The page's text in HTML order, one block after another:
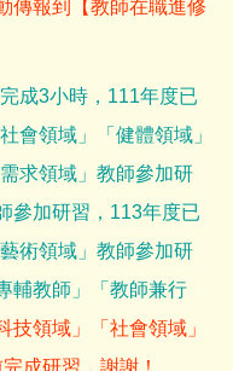
傳報到【教師在職進修
成3小時，111年度已
會領域」「健體領域」
求領域」教師參加研
參加研習，113年度已
術領域」教師參加研
輔教師」「教師兼行
技領域」「社會領域」
成研習，謝謝！